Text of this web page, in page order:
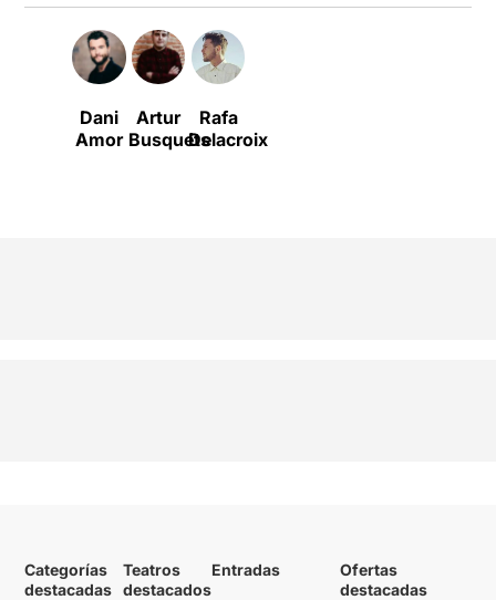
Dani
Amor
Artur
Busquets
Rafa
Delacroix
Categorías
destacadas
Teatros
destacados
Entradas
Ofertas
destacadas